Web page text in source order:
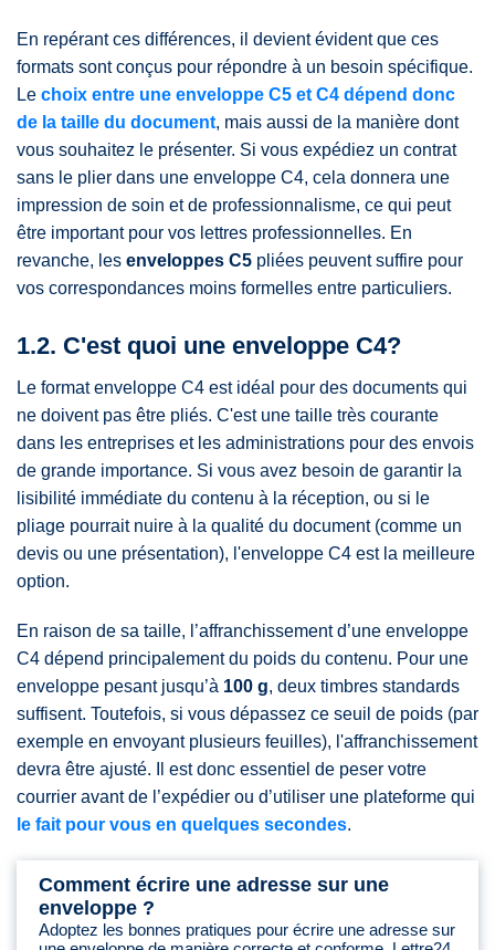
En repérant ces différences, il devient évident que ces
formats sont conçus pour répondre à un besoin spécifique.
Le choix entre une enveloppe C5 et C4 dépend donc
de la taille du document, mais aussi de la manière dont
vous souhaitez le présenter. Si vous expédiez un contrat
sans le plier dans une enveloppe C4, cela donnera une
impression de soin et de professionnalisme, ce qui peut
être important pour vos lettres professionnelles. En
revanche, les enveloppes C5 pliées peuvent suffire pour
vos correspondances moins formelles entre particuliers.
1.2. C'est quoi une enveloppe C4?
Le format enveloppe C4 est idéal pour des documents qui
ne doivent pas être pliés. C'est une taille très courante
dans les entreprises et les administrations pour des envois
de grande importance. Si vous avez besoin de garantir la
lisibilité immédiate du contenu à la réception, ou si le
pliage pourrait nuire à la qualité du document (comme un
devis ou une présentation), l'enveloppe C4 est la meilleure
option.
En raison de sa taille, l’affranchissement d’une enveloppe
C4 dépend principalement du poids du contenu. Pour une
enveloppe pesant jusqu’à 100 g, deux timbres standards
suffisent. Toutefois, si vous dépassez ce seuil de poids (par
exemple en envoyant plusieurs feuilles), l'affranchissement
devra être ajusté. Il est donc essentiel de peser votre
courrier avant de l’expédier ou d’utiliser une plateforme qui
le fait pour vous en quelques secondes.
Comment écrire une adresse sur une
enveloppe ?
Adoptez les bonnes pratiques pour écrire une adresse sur